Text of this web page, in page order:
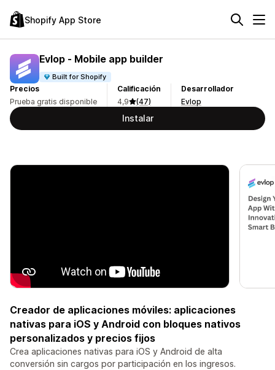
Shopify App Store
Evlop ‑ Mobile app builder
Built for Shopify
Precios
Prueba gratis disponible
Calificación
4,9
(47)
Desarrollador
Evlop
Instalar
Creador de aplicaciones móviles: aplicaciones
nativas para iOS y Android con bloques nativos
personalizados y precios fijos
Crea aplicaciones nativas para iOS y Android de alta
conversión sin cargos por participación en los ingresos.